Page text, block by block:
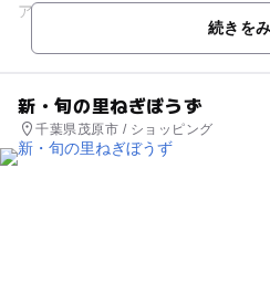
アットホームで笑いの絶えない教室です。 車で外
続きを
新・旬の里ねぎぼうず
千葉県茂原市 / ショッピング